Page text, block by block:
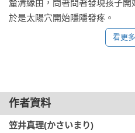
理人，歡迎下載聆聽更多好故事
汪仁雅（「繪本小情歌」版主）
許伯琴（「我們家的睡前故事」
陳敬倫（兒科醫師、臭寶爸）
歐玲瀞（佳音電臺節目主持人／
藍莓媽咪（親子日文繪本讀書會
（依首字筆畫排序）
釐清緣由，問著問著發現孩子開
於是太陽穴開始隱隱發疼。
想當個好大人，努力調解紛爭
來，沒想到他們早已頭碰頭、
架了，怎麼辦？》，讀完有種
仔細想想，童話、小說和繪本有
就是：大人無需介入太多，孩子
看更多
作者資料
笠井真理(かさいまり)